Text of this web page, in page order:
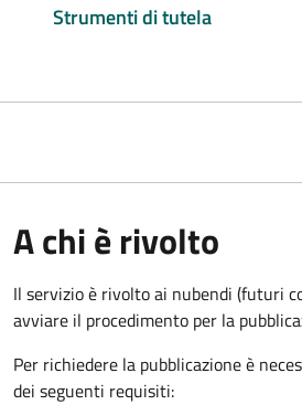
Strumenti di tutela
A chi è rivolto
Il servizio è rivolto ai nubendi (futuri
avviare il procedimento per la
Per richiedere la pubblicazione è
dei seguenti requisiti: